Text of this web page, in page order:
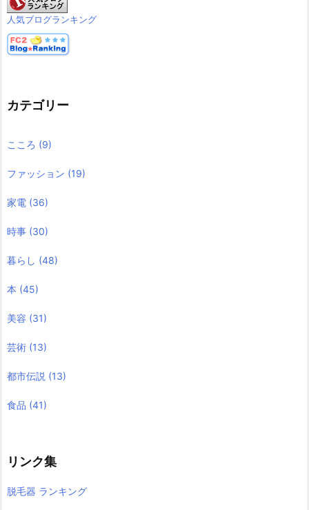
人気ブログランキング
カテゴリー
こころ (9)
ファッション (19)
家電 (36)
時事 (30)
暮らし (48)
本 (45)
美容 (31)
芸術 (13)
都市伝説 (13)
食品 (41)
リンク集
脱毛器 ランキング